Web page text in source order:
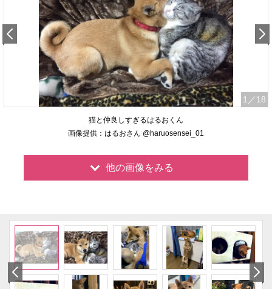
1 ／18
猫と仲良しすぎるはるおくん
画像提供：はるおさん @haruosensei_01
他の画像をみる